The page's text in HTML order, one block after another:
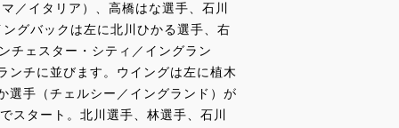
／イタリア）、高橋はな選手、石川
グバックは左に北川ひかる選手、右
チェスター・シティ／イングラン
ンチに並びます。ウイングは左に植木
選手（チェルシー／イングランド）が
スタート。北川選手、林選手、石川